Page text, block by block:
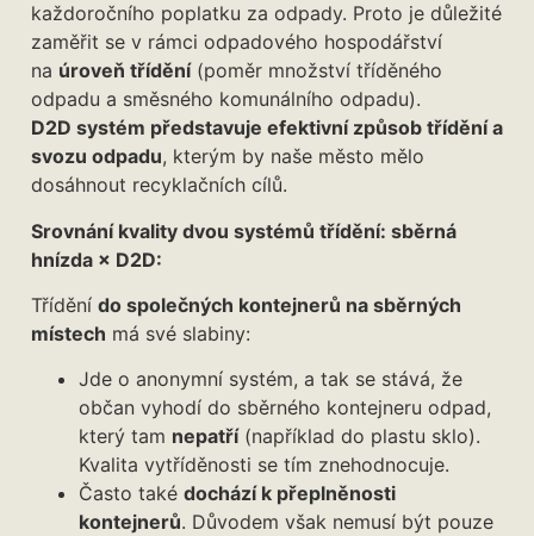
každoročního poplatku za odpady. Proto je důležité
zaměřit se v rámci odpadového hospodářství
na úroveň třídění(poměr množství tříděného
odpadu a směsného komunálního odpadu).
D2D systém představuje efektivní způsob třídění a
svozu odpadu, kterým by naše město mělo
dosáhnout recyklačních cílů.
Srovnání kvality dvou systémů třídění: sběrná
hnízda × D2D:
Třídění do společných kontejnerů na sběrných
místech má své slabiny:
Jde o anonymní systém, a tak se stává, že
občan vyhodí do sběrného kontejneru odpad,
který tam nepatří(například do plastu sklo).
Kvalita vytříděnosti se tím znehodnocuje.
Často také dochází k přeplněnosti
kontejnerů. Důvodem však nemusí být pouze